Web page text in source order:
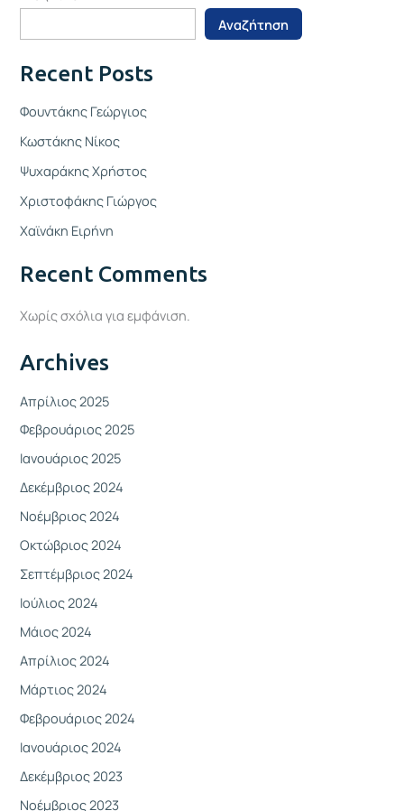
Αναζήτηση
Recent Posts
Φουντάκης Γεώργιος
Κωστάκης Νίκος
Ψυχαράκης Χρήστος
Χριστοφάκης Γιώργος
Χαϊνάκη Ειρήνη
Recent Comments
Χωρίς σχόλια για εμφάνιση.
Archives
Απρίλιος 2025
Φεβρουάριος 2025
Ιανουάριος 2025
Δεκέμβριος 2024
Νοέμβριος 2024
Οκτώβριος 2024
Σεπτέμβριος 2024
Ιούλιος 2024
Μάιος 2024
Απρίλιος 2024
Μάρτιος 2024
Φεβρουάριος 2024
Ιανουάριος 2024
Δεκέμβριος 2023
Νοέμβριος 2023